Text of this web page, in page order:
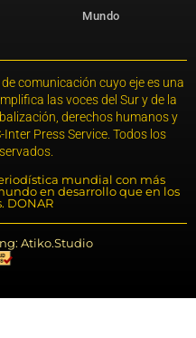
Mundo
comunicación cuyo eje es una
las voces del Sur y de la
derechos humanos y
Press Service. Todos los
mundial con más
en desarrollo que en los
DONAR
Atiko.Studio